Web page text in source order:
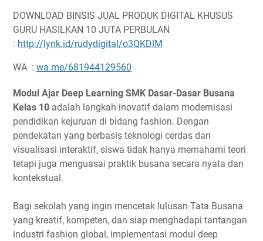
DOWNLOAD BINSIS JUAL PRODUK DIGITAL KHUSUS
GURU HASILKAN 10 JUTA PERBULAN
: http://lynk.id/rudydigital/o3QKDlM
WA : wa.me/681944129560
Modul Ajar Deep Learning SMK Dasar-Dasar Busana
Kelas 10 adalah langkah inovatif dalam modernisasi
pendidikan kejuruan di bidang fashion. Dengan
pendekatan yang berbasis teknologi cerdas dan
visualisasi interaktif, siswa tidak hanya memahami teori
tetapi juga menguasai praktik busana secara nyata dan
kontekstual.
Bagi sekolah yang ingin mencetak lulusan Tata Busana
yang kreatif, kompeten, dan siap menghadapi tantangan
industri fashion global, implementasi modul deep